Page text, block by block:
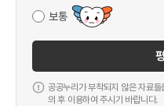
보통
공공누리가 부착되지 않은 자료
의 후 이용하여 주시기 바랍니다.